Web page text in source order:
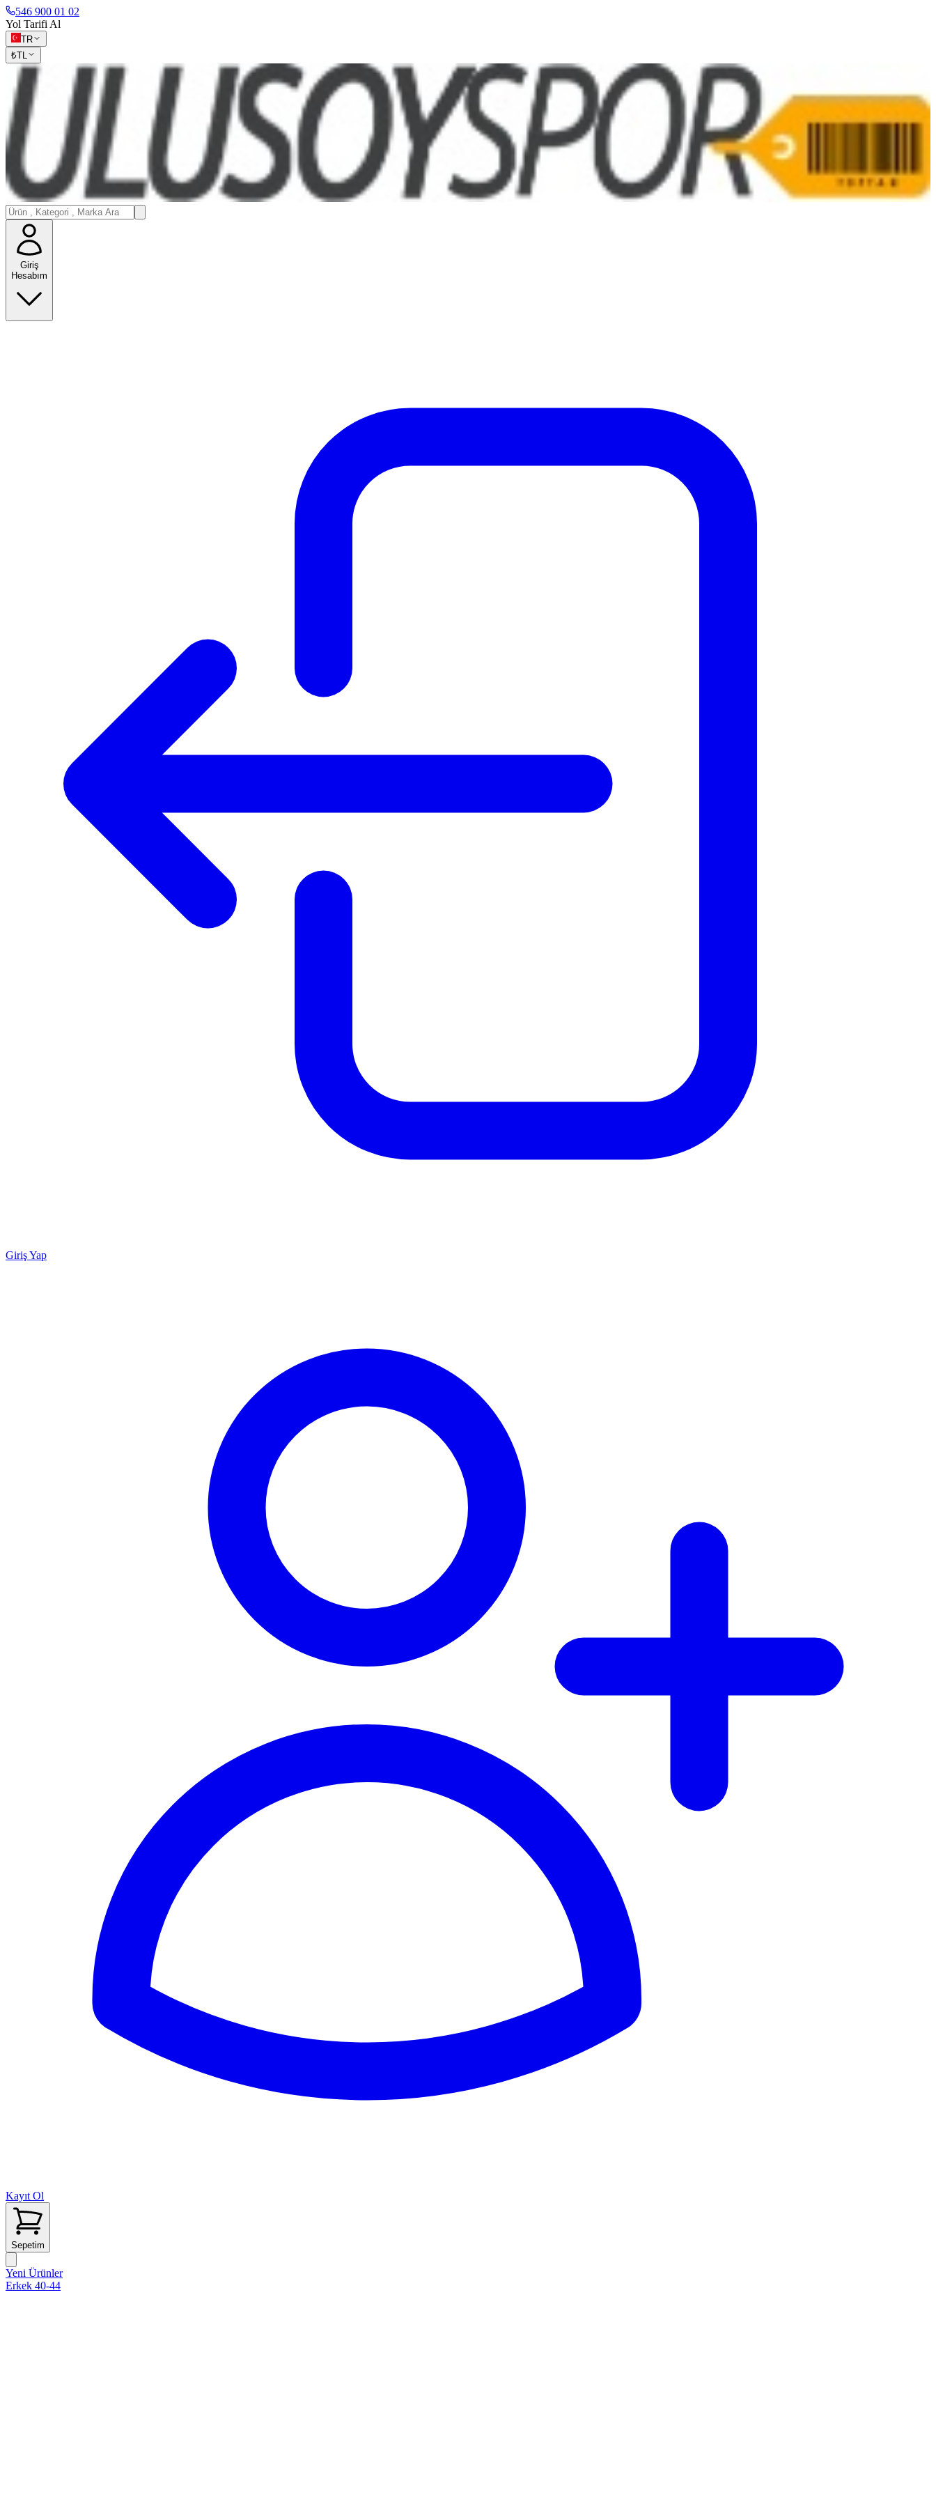
546 900 01 02
Yol Tarifi Al
TR
₺TL
Giriş
Hesabım
Giriş Yap
Kayıt Ol
Sepetim
Yeni Ürünler
Erkek 40-44